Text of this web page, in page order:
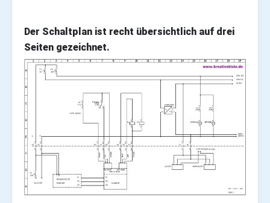
Der Schaltplan ist recht übersichtlich auf drei
Seiten gezeichnet.